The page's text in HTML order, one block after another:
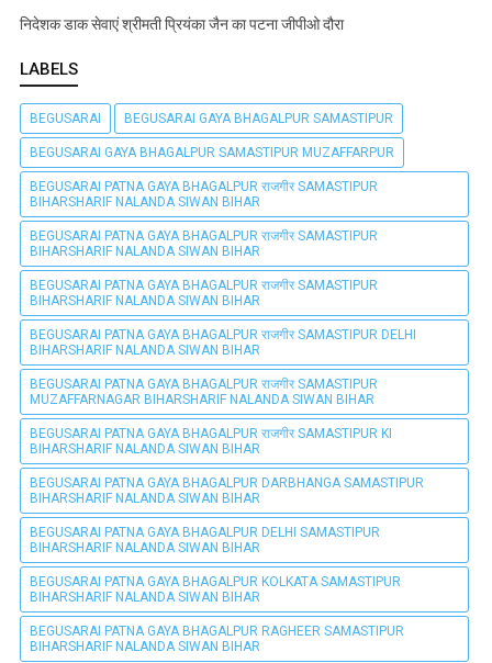
निदेशक डाक सेवाएं श्रीमती प्रियंका जैन का पटना जीपीओ दौरा
LABELS
BEGUSARAI BEGUSARAI GAYA BHAGALPUR SAMASTIPUR
BEGUSARAI GAYA BHAGALPUR SAMASTIPUR MUZAFFARPUR
BEGUSARAI PATNA GAYA BHAGALPUR राजगीर SAMASTIPUR
BIHARSHARIF NALANDA SIWAN BIHAR
BEGUSARAI PATNA GAYA BHAGALPUR राजगीर SAMASTIPUR
BIHARSHARIF NALANDA SIWAN BIHAR
BEGUSARAI PATNA GAYA BHAGALPUR राजगीर SAMASTIPUR
BIHARSHARIF NALANDA SIWAN BIHAR
BEGUSARAI PATNA GAYA BHAGALPUR राजगीर SAMASTIPUR DELHI
BIHARSHARIF NALANDA SIWAN BIHAR
BEGUSARAI PATNA GAYA BHAGALPUR राजगीर SAMASTIPUR
MUZAFFARNAGAR BIHARSHARIF NALANDA SIWAN BIHAR
BEGUSARAI PATNA GAYA BHAGALPUR राजगीर SAMASTIPUR KI
BIHARSHARIF NALANDA SIWAN BIHAR
BEGUSARAI PATNA GAYA BHAGALPUR DARBHANGA SAMASTIPUR
BIHARSHARIF NALANDA SIWAN BIHAR
BEGUSARAI PATNA GAYA BHAGALPUR DELHI SAMASTIPUR
BIHARSHARIF NALANDA SIWAN BIHAR
BEGUSARAI PATNA GAYA BHAGALPUR KOLKATA SAMASTIPUR
BIHARSHARIF NALANDA SIWAN BIHAR
BEGUSARAI PATNA GAYA BHAGALPUR RAGHEER SAMASTIPUR
BIHARSHARIF NALANDA SIWAN BIHAR